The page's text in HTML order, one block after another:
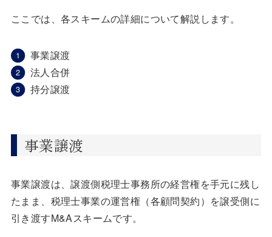
ここでは、各スキームの詳細について解説します。
事業譲渡
法人合併
持分譲渡
事業譲渡
事業譲渡は、譲渡側税理士事務所の経営権を手元に残し
たまま、税理士事業の運営権（各顧問契約）を譲受側に
引き渡すM&Aスキームです。